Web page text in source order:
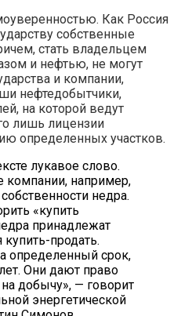
Как Россия
собственные
стать владельцем
и нефтью, не могут
и компании,
нефтедобытчики,
на которой ведут
лишь лицензии
определенных участков.
лукавое слово.
компании, например,
недра.
«купить
принадлежат
купить-продать.
определенный срок,
Они дают право
добычу», — говорит
энергетической